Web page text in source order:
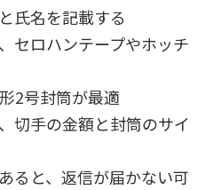
氏名を記載する
セロハンテープやホッチ
2号封筒が最適
切手の金額と封筒のサイ
ると、返信が届かない可